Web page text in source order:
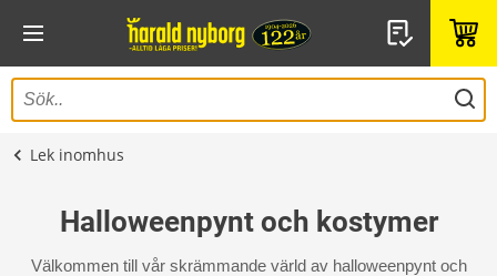
Lek inomhus
Halloweenpynt och kostymer
Välkommen till vår skrämmande värld av halloweenpynt och